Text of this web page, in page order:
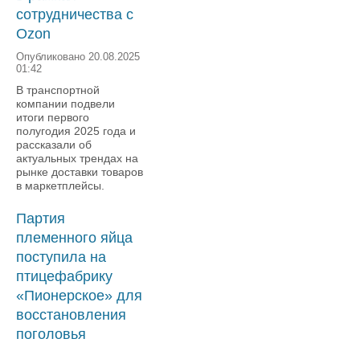
сотрудничества с
Ozon
Опубликовано 20.08.2025
01:42
В транспортной
компании подвели
итоги первого
полугодия 2025 года и
рассказали об
актуальных трендах на
рынке доставки товаров
в маркетплейсы.
Партия
племенного яйца
поступила на
птицефабрику
«Пионерское» для
восстановления
поголовья